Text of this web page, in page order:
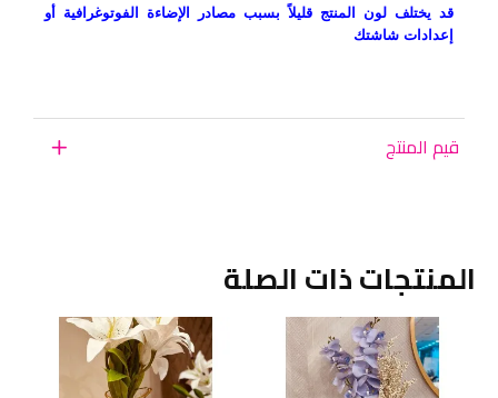
قد يختلف لون المنتج قليلاً بسبب مصادر الإضاءة الفوتوغرافية أو
إعدادات شاشتك
قيم المنتج
المنتجات ذات الصلة